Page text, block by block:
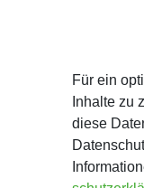
Für ein
Inhalte zu
diese